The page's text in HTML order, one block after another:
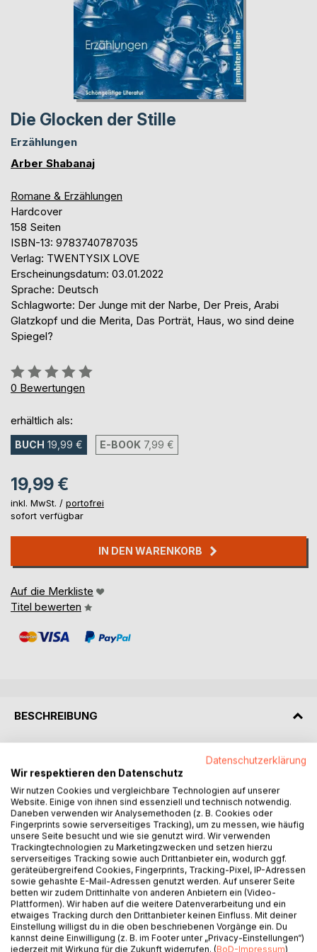
Die Glocken der Stille
Erzählungen
Arber Shabanaj
Romane & Erzählungen
Hardcover
158 Seiten
ISBN-13: 9783740787035
Verlag: TWENTYSIX LOVE
Erscheinungsdatum: 03.01.2022
Sprache: Deutsch
Schlagworte: Der Junge mit der Narbe, Der Preis, Arabi
Glatzkopf und die Merita, Das Porträt, Haus, wo sind deine
Spiegel?
Bewertung::
0%
0 Bewertungen
erhältlich als:
BUCH 19,99 € E-BOOK 7,99 €
19,99 €
inkl. MwSt. / portofrei
sofort verfügbar
IN DEN WARENKORB
Auf die Merkliste
Titel bewerten
BESCHREIBUNG
In meinem Buch "Die Glocken der Stille" berichten zehn
Erzählungen von politischen und gesellschaftlichen Themen
der jüngsten Geschichte.
Die Texte sind sehr poetisch und bildreich verfasst,
insbesondere, wenn es sich um die Schilderung von
Liebesszenen handelt. Tiefe Gefühle, gerade junger
Menschen, lass ich in meinen Erzählungen lebendig
werden. Und ich verarbeite meine Erfahrungen als
Schriftsteller in einer Welt, die von hoher Literatur nicht viel
wissen will.
Die Geschichten sind durchweg humoristisch angelegt,
obwohl sie alle einen ernsten Hintergrund haben. Der Leser
soll schmunzeln, sich amüsieren und sieht sich schließlich
Datenschutzerklärung
Wir respektieren den Datenschutz
Wir nutzen Cookies und vergleichbare Technologien auf unserer
Website. Einige von ihnen sind essenziell und technisch notwendig.
Daneben verwenden wir Analysemethoden (z. B. Cookies oder
Fingerprints sowie serverseitiges Tracking), um zu messen, wie häufig
unsere Seite besucht und wie sie genutzt wird. Wir verwenden
Trackingtechnologien zu Marketingzwecken und setzen hierzu
serverseitiges Tracking sowie auch Drittanbieter ein, wodurch ggf.
geräteübergreifend Cookies, Fingerprints, Tracking-Pixel, IP-Adressen
sowie gehashte E-Mail-Adressen genutzt werden. Auf unserer Seite
betten wir zudem Drittinhalte von anderen Anbietern ein (Video-
Plattformen). Wir haben auf die weitere Datenverarbeitung und ein
etwaiges Tracking durch den Drittanbieter keinen Einfluss. Mit deiner
Einstellung willigst du in die oben beschriebenen Vorgänge ein. Du
kannst deine Einwilligung (z. B. im Footer unter „Privacy-Einstellungen“)
jederzeit mit Wirkung für die Zukunft widerrufen. (BoD-Impressum)